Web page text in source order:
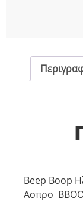
Beep Boop
Ασπρο